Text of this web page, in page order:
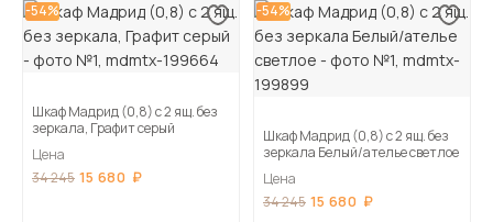
-54%
Шкаф Мадрид (0,8) с 2 ящ. без
зеркала, Графит серый
Цена
34 245 15 680
-54%
Шкаф Мадрид (0,8) с 2 ящ. без
зеркала Белый/ателье светлое
Цена
34 245 15 680